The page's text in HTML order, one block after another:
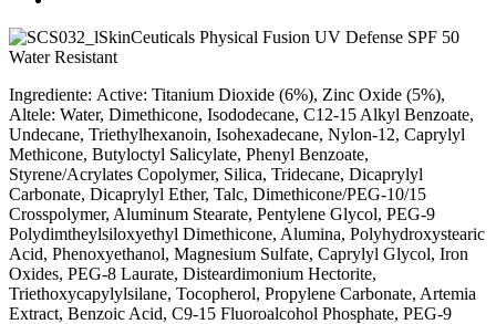
SkinCeuticals Physical Fusion UV Defense SPF 50
Water Resistant
Ingrediente: Active: Titanium Dioxide (6%), Zinc Oxide (5%),
Altele: Water, Dimethicone, Isododecane, C12-15 Alkyl Benzoate,
Undecane, Triethylhexanoin, Isohexadecane, Nylon-12, Caprylyl
Methicone, Butyloctyl Salicylate, Phenyl Benzoate,
Styrene/Acrylates Copolymer, Silica, Tridecane, Dicaprylyl
Carbonate, Dicaprylyl Ether, Talc, Dimethicone/PEG-10/15
Crosspolymer, Aluminum Stearate, Pentylene Glycol, PEG-9
Polydimtheylsiloxyethyl Dimethicone, Alumina, Polyhydroxystearic
Acid, Phenoxyethanol, Magnesium Sulfate, Caprylyl Glycol, Iron
Oxides, PEG-8 Laurate, Disteardimonium Hectorite,
Triethoxycapylylsilane, Tocopherol, Propylene Carbonate, Artemia
Extract, Benzoic Acid, C9-15 Fluoroalcohol Phosphate, PEG-9